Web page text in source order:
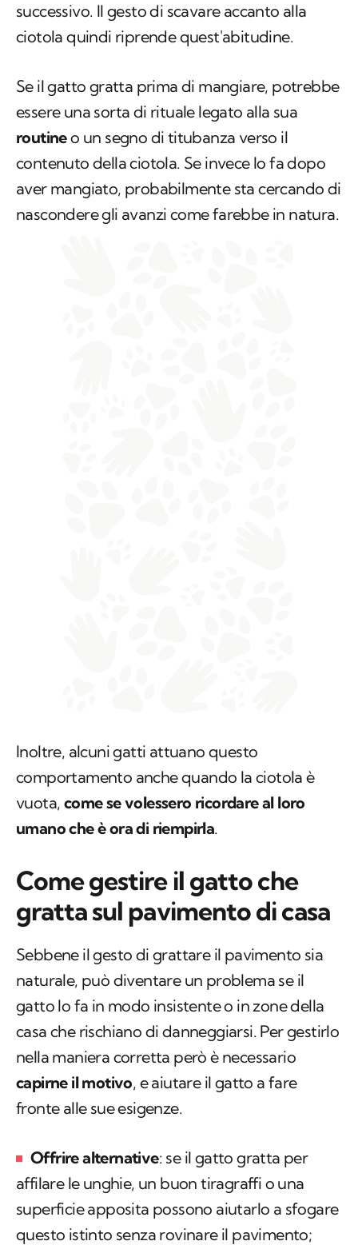
successivo. Il gesto di scavare accanto alla
ciotola quindi riprende quest'abitudine.
Se il gatto gratta prima di mangiare, potrebbe
essere una sorta di rituale legato alla sua
routineo un segno di titubanza verso il
contenuto della ciotola. Se invece lo fa dopo
aver mangiato, probabilmente sta cercando di
nascondere gli avanzi come farebbe in natura.
Inoltre, alcuni gatti attuano questo
comportamento anche quando la ciotola è
vuota, come se volessero ricordare al loro
umano che è ora di riempirla.
Come gestire il gatto che
gratta sul pavimento di casa
Sebbene il gesto di grattare il pavimento sia
naturale, può diventare un problema se il
gatto lo fa in modo insistente o in zone della
casa che rischiano di danneggiarsi. Per gestirlo
nella maniera corretta però è necessario
capirne il motivo, e aiutare il gatto a fare
fronte alle sue esigenze.
Offrire alternative: se il gatto gratta per
affilare le unghie, un buon tiragraffi o una
superficie apposita possono aiutarlo a sfogare
questo istinto senza rovinare il pavimento;